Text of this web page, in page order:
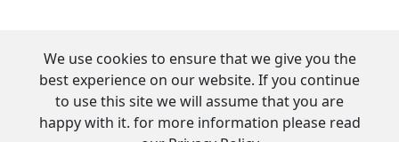
We use cookies to ensure that we give you the
best experience on our website. If you continue
to use this site we will assume that you are
happy with it. for more information please read